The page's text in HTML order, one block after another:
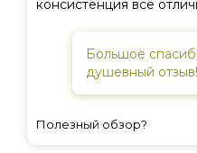
консистенция все
Большое
душевный отзыв!
Полезный обзор?